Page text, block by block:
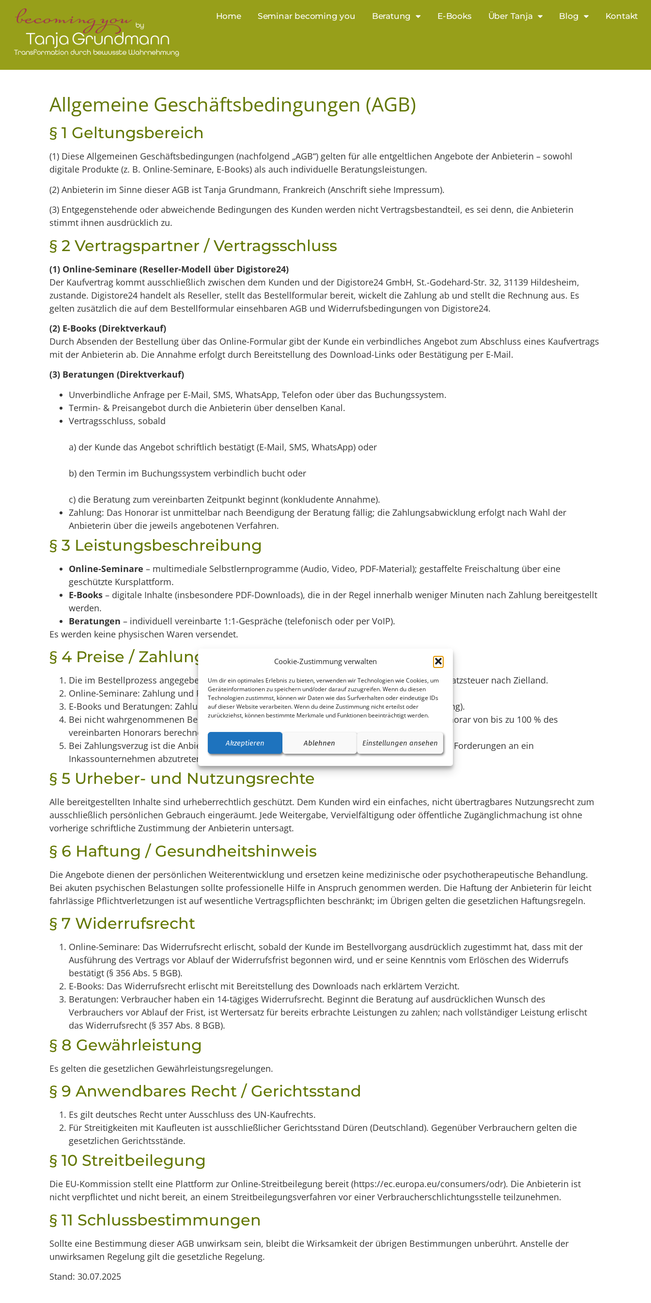
Cookie-Zustimmung verwalten
Um dir ein optimales Erlebnis zu bieten, verwenden wir Technologien wie Cookies, um
Geräteinformationen zu speichern und/oder darauf zuzugreifen. Wenn du diesen
Technologien zustimmst, können wir Daten wie das Surfverhalten oder eindeutige IDs
auf dieser Website verarbeiten. Wenn du deine Zustimmung nicht erteilst oder
zurückziehst, können bestimmte Merkmale und Funktionen beeinträchtigt werden.
Akzeptieren Ablehnen Einstellungen ansehen
Home Seminar becoming you Beratung E-Books Über Tanja Blog Kontakt
Allgemeine Geschäftsbedingungen (AGB)
§ 1 Geltungsbereich
(1) Diese Allgemeinen Geschäftsbedingungen (nachfolgend „AGB“) gelten für alle entgeltlichen Angebote der Anbieterin – sowohl
digitale Produkte (z. B. Online-Seminare, E-Books) als auch individuelle Beratungsleistungen.
(2) Anbieterin im Sinne dieser AGB ist Tanja Grundmann, Frankreich (Anschrift siehe Impressum).
(3) Entgegenstehende oder abweichende Bedingungen des Kunden werden nicht Vertragsbestandteil, es sei denn, die Anbieterin
stimmt ihnen ausdrücklich zu.
§ 2 Vertragspartner / Vertragsschluss
(1) Online-Seminare (Reseller-Modell über Digistore24)
Der Kaufvertrag kommt ausschließlich zwischen dem Kunden und der Digistore24 GmbH, St.-Godehard-Str. 32, 31139 Hildesheim,
zustande. Digistore24 handelt als Reseller, stellt das Bestellformular bereit, wickelt die Zahlung ab und stellt die Rechnung aus. Es
gelten zusätzlich die auf dem Bestellformular einsehbaren AGB und Widerrufsbedingungen von Digistore24.
(2) E-Books (Direktverkauf)
Durch Absenden der Bestellung über das Online-Formular gibt der Kunde ein verbindliches Angebot zum Abschluss eines Kaufvertrags
mit der Anbieterin ab. Die Annahme erfolgt durch Bereitstellung des Download-Links oder Bestätigung per E-Mail.
(3) Beratungen (Direktverkauf)
Unverbindliche Anfrage per E-Mail, SMS, WhatsApp, Telefon oder über das Buchungssystem.
Termin- & Preisangebot durch die Anbieterin über denselben Kanal.
Vertragsschluss, sobald
a) der Kunde das Angebot schriftlich bestätigt (E-Mail, SMS, WhatsApp) oder
b) den Termin im Buchungssystem verbindlich bucht oder
c) die Beratung zum vereinbarten Zeitpunkt beginnt (konkludente Annahme).
Zahlung: Das Honorar ist unmittelbar nach Beendigung der Beratung fällig; die Zahlungsabwicklung erfolgt nach Wahl der
Anbieterin über die jeweils angebotenen Verfahren.
§ 3 Leistungsbeschreibung
Online-Seminare – multimediale Selbstlernprogramme (Audio, Video, PDF-Material); gestaffelte Freischaltung über eine
geschützte Kursplattform.
E-Books – digitale Inhalte (insbesondere PDF-Downloads), die in der Regel innerhalb weniger Minuten nach Zahlung bereitgestellt
werden.
Beratungen – individuell vereinbarte 1:1-Gespräche (telefonisch oder per VoIP).
Es werden keine physischen Waren versendet.
§ 4 Preise / Zahlungsbedingungen
Die im Bestellprozess angegebenen Preise sind Gesamtpreise inkl. der jeweils geltenden Umsatzsteuer nach Zielland.
Online-Seminare: Zahlung und Rechnungsstellung erfolgen über Digistore24.
E-Books und Beratungen: Zahlung im Voraus (E-Book) bzw. unmittelbar nach Leistung (Beratung).
Bei nicht wahrgenommenen Beratungsterminen ohne rechtzeitige Absage kann ein Ausfallhonorar von bis zu 100 % des
vereinbarten Honorars berechnet werden.
Bei Zahlungsverzug ist die Anbieterin berechtigt, den Zugriff auf Inhalte zu sperren und offene Forderungen an ein
Inkassounternehmen abzutreten.
§ 5 Urheber- und Nutzungsrechte
Alle bereitgestellten Inhalte sind urheberrechtlich geschützt. Dem Kunden wird ein einfaches, nicht übertragbares Nutzungsrecht zum
ausschließlich persönlichen Gebrauch eingeräumt. Jede Weitergabe, Vervielfältigung oder öffentliche Zugänglichmachung ist ohne
vorherige schriftliche Zustimmung der Anbieterin untersagt.
§ 6 Haftung / Gesundheitshinweis
Die Angebote dienen der persönlichen Weiterentwicklung und ersetzen keine medizinische oder psychotherapeutische Behandlung.
Bei akuten psychischen Belastungen sollte professionelle Hilfe in Anspruch genommen werden. Die Haftung der Anbieterin für leicht
fahrlässige Pflichtverletzungen ist auf wesentliche Vertragspflichten beschränkt; im Übrigen gelten die gesetzlichen Haftungsregeln.
§ 7 Widerrufsrecht
Online-Seminare: Das Widerrufsrecht erlischt, sobald der Kunde im Bestellvorgang ausdrücklich zugestimmt hat, dass mit der
Ausführung des Vertrags vor Ablauf der Widerrufsfrist begonnen wird, und er seine Kenntnis vom Erlöschen des Widerrufs
bestätigt (§ 356 Abs. 5 BGB).
E-Books: Das Widerrufsrecht erlischt mit Bereitstellung des Downloads nach erklärtem Verzicht.
Beratungen: Verbraucher haben ein 14-tägiges Widerrufsrecht. Beginnt die Beratung auf ausdrücklichen Wunsch des
Verbrauchers vor Ablauf der Frist, ist Wertersatz für bereits erbrachte Leistungen zu zahlen; nach vollständiger Leistung erlischt
das Widerrufsrecht (§ 357 Abs. 8 BGB).
§ 8 Gewährleistung
Es gelten die gesetzlichen Gewährleistungsregelungen.
§ 9 Anwendbares Recht / Gerichtsstand
Es gilt deutsches Recht unter Ausschluss des UN-Kaufrechts.
Für Streitigkeiten mit Kaufleuten ist ausschließlicher Gerichtsstand Düren (Deutschland). Gegenüber Verbrauchern gelten die
gesetzlichen Gerichtsstände.
§ 10 Streitbeilegung
Die EU-Kommission stellt eine Plattform zur Online-Streitbeilegung bereit (https://ec.europa.eu/consumers/odr). Die Anbieterin ist
nicht verpflichtet und nicht bereit, an einem Streitbeilegungsverfahren vor einer Verbraucherschlichtungsstelle teilzunehmen.
§ 11 Schlussbestimmungen
Sollte eine Bestimmung dieser AGB unwirksam sein, bleibt die Wirksamkeit der übrigen Bestimmungen unberührt. Anstelle der
unwirksamen Regelung gilt die gesetzliche Regelung.
Stand: 30.07.2025